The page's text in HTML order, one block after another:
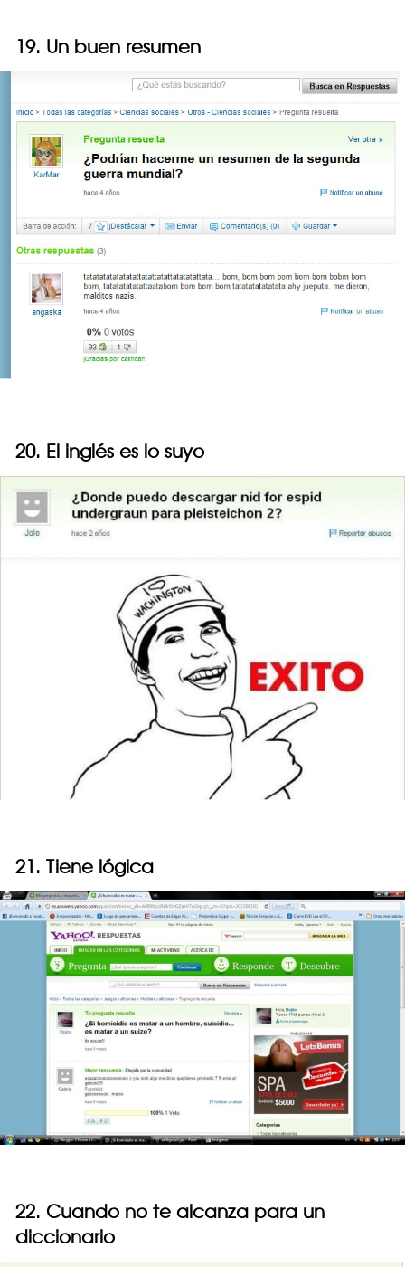
19. Un buen resumen
20. El inglés es lo suyo
21. Tiene lógica
22. Cuando no te alcanza para un
diccionario